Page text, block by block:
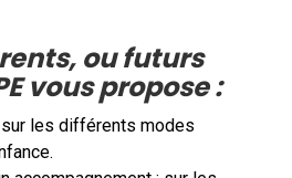
ou futurs
vous propose :
les différents modes